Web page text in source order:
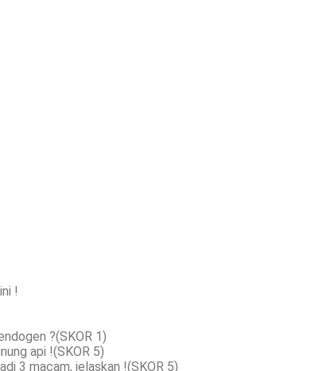
!
?(SKOR 1)
api !(SKOR 5)
3 macam, jelaskan !(SKOR 5)